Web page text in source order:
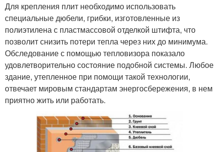
Для крепления плит необходимо использовать
специальные дюбели, грибки, изготовленные из
полиэтилена с пластмассовой отделкой штифта, что
позволит снизить потери тепла через них до минимума.
Обследование с помощью тепловизора показало
удовлетворительно состояние подобной системы. Любое
здание, утепленное при помощи такой технологии,
отвечает мировым стандартам энергосбережения, в нем
приятно жить или работать.